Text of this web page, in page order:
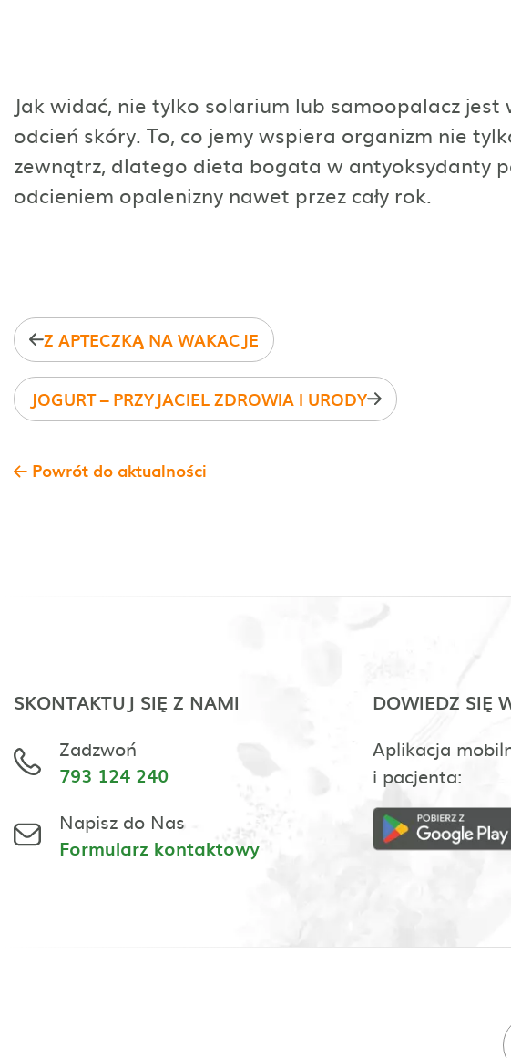
Jak widać, nie tylko solarium lub samoopalacz
odcień skóry. To, co jemy wspiera organizm nie
zewnątrz, dlatego dieta bogata w antyoksydanty
odcieniem opalenizny nawet przez cały rok.
Z APTECZKĄ NA WAKACJE
JOGURT – PRZYJACIEL ZDROWIA I URODY
Powrót do aktualności
SKONTAKTUJ SIĘ Z NAMI
Zadzwoń
793 124 240
Napisz do Nas
Formularz kontaktowy
DOWIEDZ SIĘ
Aplikacja
i pacjenta: